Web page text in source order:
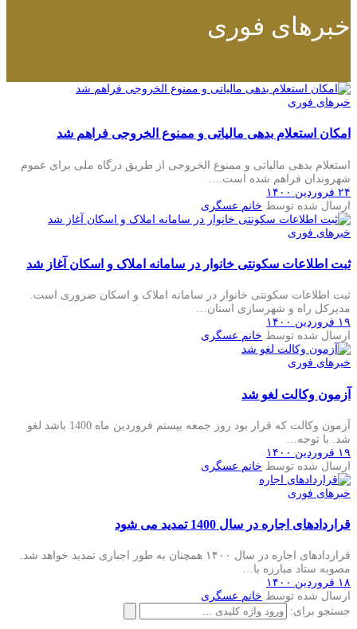
خبرهای فوری
خبرهای فوری
امکان استعلام بدهی مالیاتی و ممنوع‌ الخروجی فراهم شد
استعلام بدهی مالیاتی و ممنوع‌ الخروجی از طریق درگاه ملی برای عموم
شهروندان فراهم شده است.…
۲۴ فروردین ۱۴۰۰
ارسال شده توسط خانم عسگری
خبرهای فوری
ثبت اطلاعات سکونتی خانوار در سامانه املاک و اسکان آغاز شد
ثبت اطلاعات سکونتی خانوار در سامانه املاک و اسکان ضروری است.
مدیرکل راه و شهرسازی استان…
۱۹ فروردین ۱۴۰۰
ارسال شده توسط خانم عسگری
خبرهای فوری
آزمون وکالت لغو شد
آزمون وکالت که قرار بود روز جمعه بیستم فروردین ماه 1400 باشد لغو
شد. با توجه…
۱۹ فروردین ۱۴۰۰
ارسال شده توسط خانم عسگری
خبرهای فوری
قراردادهای اجاره در سال 1400 تمدید می شود
قراردادهای اجاره در سال ۱۴۰۰ همچنان به طور اجباری تمدید خواهد شد.
مصوبه ستاد مبارزه با…
۱۸ فروردین ۱۴۰۰
ارسال شده توسط خانم عسگری
جستجو برای: